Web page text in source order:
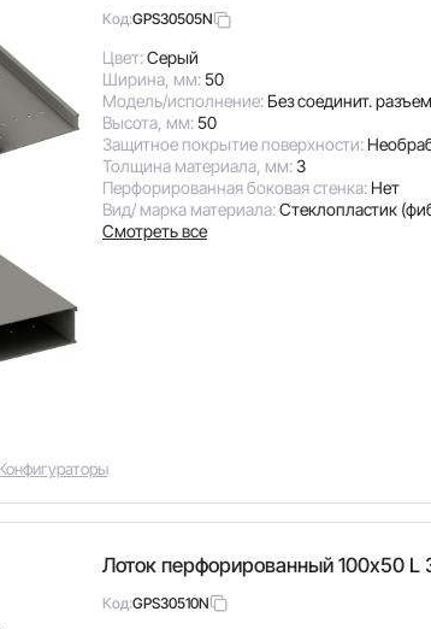
Код:GPS30505N
Цвет:Серый
Ширина, мм:50
Модель/исполнение: Без соединит.
Высота, мм:50
Защитное покрытие поверхности:
Толщина материала, мм:3
Перфорированная боковая стенка: Нет
Вид/ марка материала:Стеклопластик
Смотреть все
Конфигураторы
Лоток перфорированный 100х50 L
Код:GPS30510N